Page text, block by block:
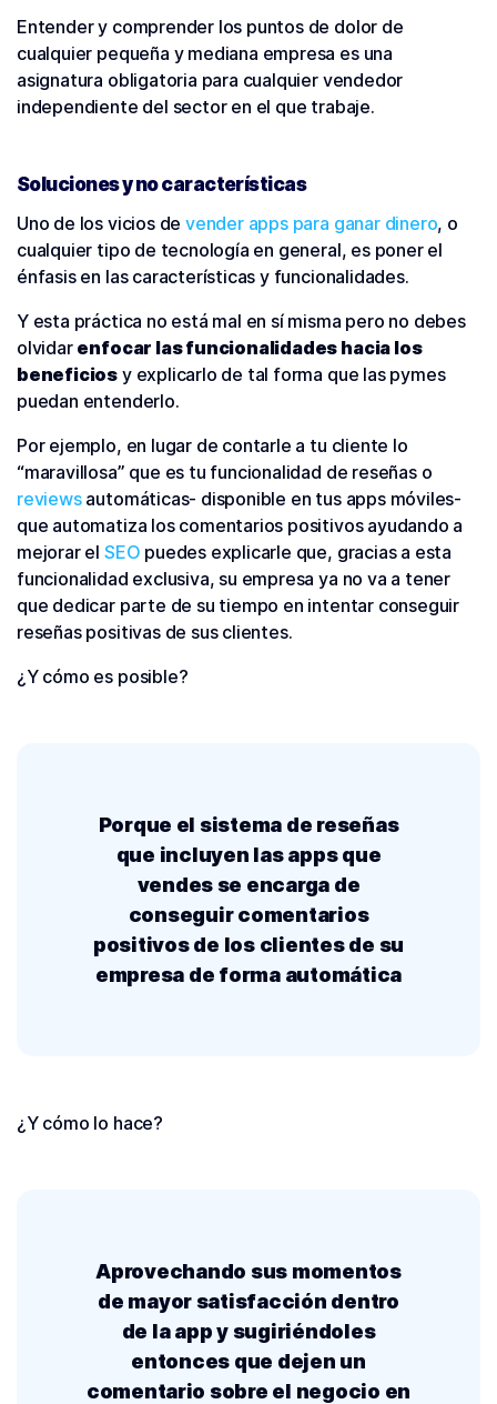
Entender y comprender los puntos de dolor de
cualquier pequeña y mediana empresa es una
asignatura obligatoria para cualquier vendedor
independiente del sector en el que trabaje.
Soluciones y no características
Uno de los vicios de vender apps para ganar dinero, o
cualquier tipo de tecnología en general, es poner el
énfasis en las características y funcionalidades.
Y esta práctica no está mal en sí misma pero no debes
olvidar enfocar las funcionalidades hacia los
beneficios y explicarlo de tal forma que las pymes
puedan entenderlo.
Por ejemplo, en lugar de contarle a tu cliente lo
“maravillosa” que es tu funcionalidad de reseñas o
reviewsautomáticas- disponible en tus apps móviles-
que automatiza los comentarios positivos ayudando a
mejorar el SEO puedes explicarle que, gracias a esta
funcionalidad exclusiva, su empresa ya no va a tener
que dedicar parte de su tiempo en intentar conseguir
reseñas positivas de sus clientes.
¿Y cómo es posible?
Porque el sistema de reseñas
que incluyen las apps que
vendes se encarga de
conseguir comentarios
positivos de los clientes de su
empresa de forma automática
¿Y cómo lo hace?
Aprovechando sus momentos
de mayor satisfacción dentro
de la app y sugiriéndoles
entonces que dejen un
comentario sobre el negocio en